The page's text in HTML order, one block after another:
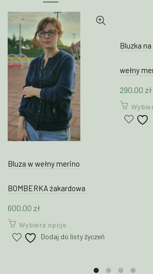
Bluza w wełny merino
BOMBERKA żakardowa
600.00 zł
Wybierz opcjeTen
produkt
wariantów.
Dodaj do listy życzeń
Bluzka
wełny
290.00 zł